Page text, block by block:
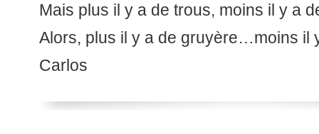
Mais plus il y a de trous, moins il y a
Alors, plus il y a de gruyère…moins il
Carlos